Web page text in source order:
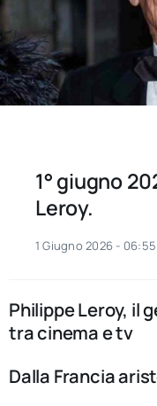
1° giugno
Leroy.
1 Giugno 2026 - 06:55
Philippe Leroy, il
tra cinema e tv
Dalla Francia